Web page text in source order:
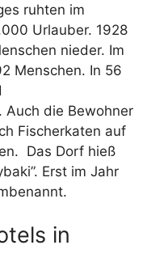
ruhten im
Urlauber. 1928
nieder. Im
Menschen. In 56
Auch die Bewohner
Fischerkaten auf
Das Dorf hieß
Erst im Jahr
in